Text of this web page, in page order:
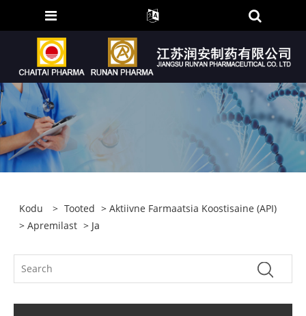
Kodu > Tooted >Aktiivne Farmaatsia Koostisaine (API)
>Apremilast > Ja